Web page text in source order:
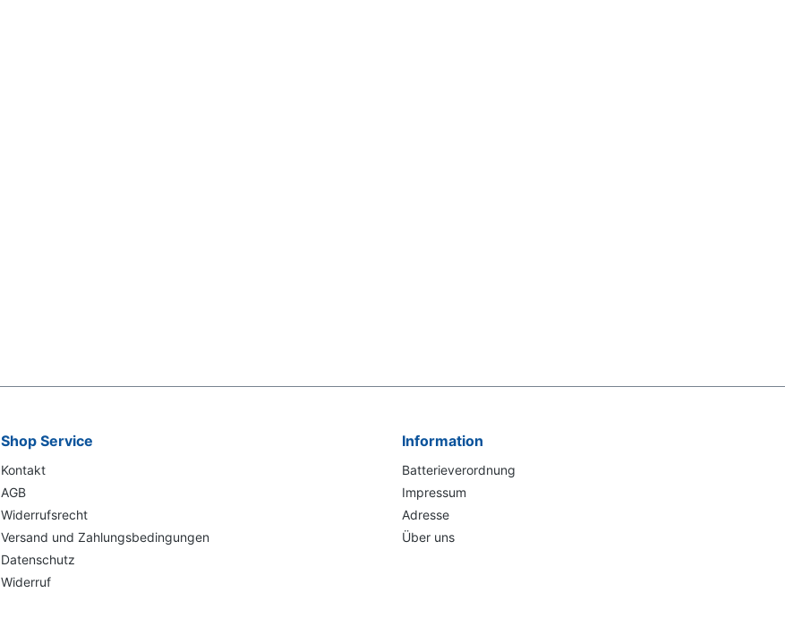
Shop Service
Kontakt
AGB
Widerrufsrecht
Versand und Zahlungsbedingungen
Datenschutz
Widerruf
Information
Batterieverordnung
Impressum
Adresse
Über uns